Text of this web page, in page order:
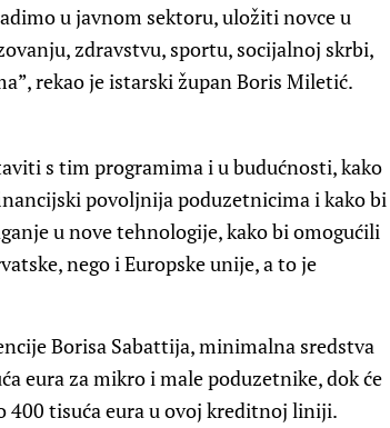
u javnom sektoru, uložiti novce u
zdravstvu, sportu, socijalnoj skrbi,
rekao je istarski župan Boris Miletić.
s tim programima i u budućnosti, kako
povoljnija poduzetnicima i kako bi
u nove tehnologije, kako bi omogućili
nego i Europske unije, a to je
Borisa Sabattija, minimalna sredstva
eura za mikro i male poduzetnike, dok će
400 tisuća eura u ovoj kreditnoj liniji.